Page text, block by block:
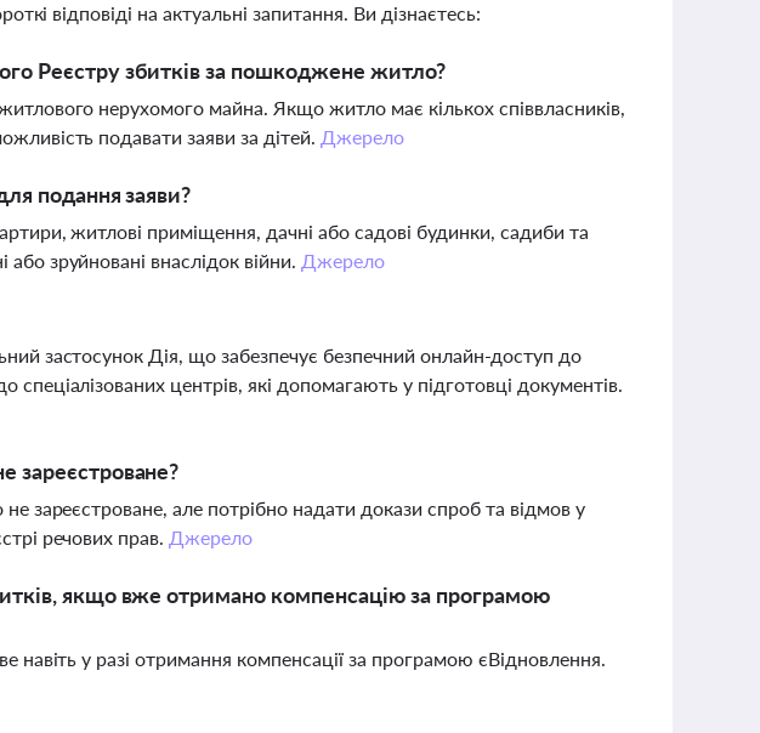
відповіді на актуальні запитання. Ви дізнаєтесь:
Реєстру збитків за пошкоджене житло?
нерухомого майна. Якщо житло має кількох співвласників,
подавати заяви за дітей. Джерело
подання заяви?
житлові приміщення, дачні або садові будинки, садиби та
зруйновані внаслідок війни. Джерело
застосунок Дія, що забезпечує безпечний онлайн-доступ до
центрів, які допомагають у підготовці документів.
зареєстроване?
зареєстроване, але потрібно надати докази спроб та відмов у
речових прав. Джерело
якщо вже отримано компенсацію за програмою
навіть у разі отримання компенсації за програмою єВідновлення.